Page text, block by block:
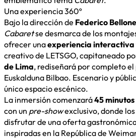
Una experiencia 360º
Bajo la dirección de Federico Bellone
Cabaretse desmarca de los
ofrecer unaexperiencia
creativo de LETSGO, capitaneado
de Lima, rediseñará por completo
Euskalduna Bilbao. Escenario y
único espacio escénico.
La inmersión comenzará45
con un pre-showexclusivo, donde
disfrutar de una oferta
inspiradas en la República de